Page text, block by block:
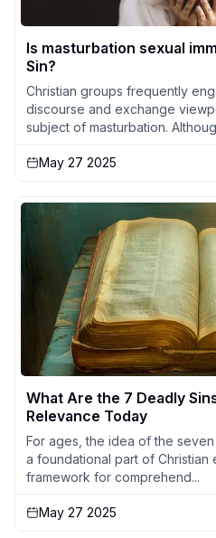
Is masturbation sexual
Sin?
Christian groups frequently
discourse and exchange
subject of masturbation.
May 27 2025
What Are the 7 Deadly
Relevance Today
For ages, the idea of the
a foundational part of Christian
framework for comprehend...
May 27 2025